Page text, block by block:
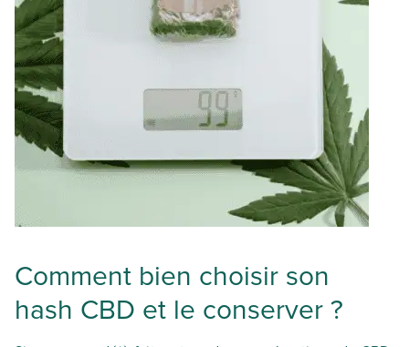
Comment bien choisir son
hash CBD et le conserver ?